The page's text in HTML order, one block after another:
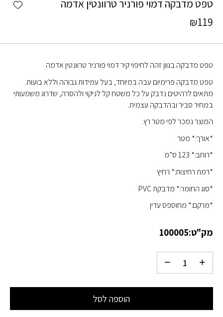
טפט מדבקה דמוי פורניר טרוונטין אדמה
₪119
טפט מדבקה בגוון זהה לחיפוי קיר דמוי פורניר טרוונטין אדמה
טפט מדבקה פרימיום עבה במיוחד, בעל עמידות גבוהה וללא בועות.
מתאים לרהיטים נדבק על כל משטח קל לניקוי ולהסרה, שדרוג משמעותי
במחיר סביר ובהדבקה עצמית.
המוצר נמכר לפי מטר רץ.
*אורך:* מטר
*רוחב:* 123 ס”מ
*רמת רחיצות:* רחיץ
*סוג החומר:* מדבקת PVC
*מרקם:* מחוספס עדין
מק"ט:100005
הוספה לסל